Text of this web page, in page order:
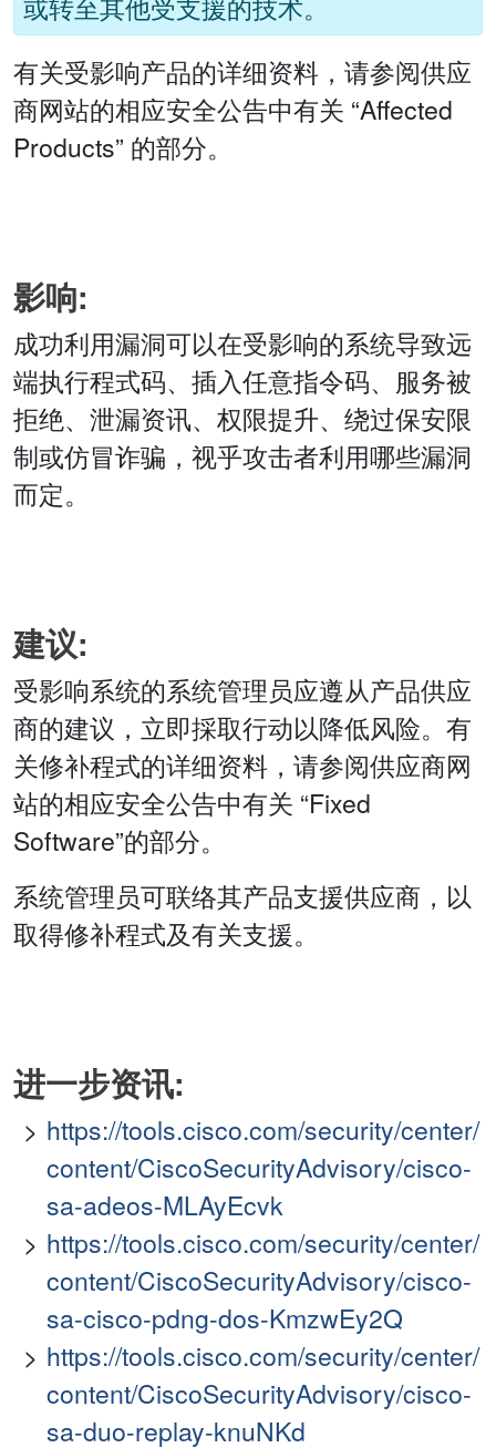
或转至其他受支援的技术。
有关受影响产品的详细资料，请参阅供应
商网站的相应安全公告中有关 “Affected
Products” 的部分。
影响:
成功利用漏洞可以在受影响的系统导致远
端执行程式码、插入任意指令码、服务被
拒绝、泄漏资讯、权限提升、绕过保安限
制或仿冒诈骗，视乎攻击者利用哪些漏洞
而定。
建议:
受影响系统的系统管理员应遵从产品供应
商的建议，立即採取行动以降低风险。有
关修补程式的详细资料，请参阅供应商网
站的相应安全公告中有关 “Fixed
Software”的部分。
系统管理员可联络其产品支援供应商，以
取得修补程式及有关支援。
进一步资讯:
https://tools.cisco.com/security/center/
content/CiscoSecurityAdvisory/cisco-
sa-adeos-MLAyEcvk
https://tools.cisco.com/security/center/
content/CiscoSecurityAdvisory/cisco-
sa-cisco-pdng-dos-KmzwEy2Q
https://tools.cisco.com/security/center/
content/CiscoSecurityAdvisory/cisco-
sa-duo-replay-knuNKd